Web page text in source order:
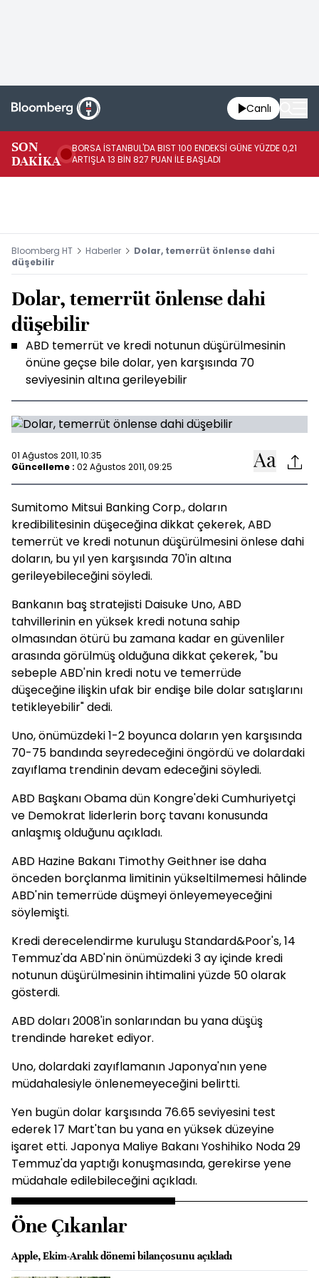
Canlı
SON
DAKİKA
BORSA İSTANBUL'DA BIST 100 ENDEKSİ GÜNE YÜZDE 0,21
ARTIŞLA 13 BİN 827 PUAN İLE BAŞLADI
Bloomberg HT Haberler
Dolar, temerrüt önlense dahi
düşebilir
Dolar, temerrüt önlense dahi
düşebilir
ABD temerrüt ve kredi notunun düşürülmesinin
önüne geçse bile dolar, yen karşısında 70
seviyesinin altına gerileyebilir
01 Ağustos 2011, 10:35
Güncelleme : 02 Ağustos 2011, 09:25
Sumitomo Mitsui Banking Corp., doların
kredibilitesinin düşeceğina dikkat çekerek, ABD
temerrüt ve kredi notunun düşürülmesini önlese dahi
doların, bu yıl yen karşısında 70'in altına
gerileyebileceğini söyledi.
Bankanın baş stratejisti Daisuke Uno, ABD
tahvillerinin en yüksek kredi notuna sahip
olmasından ötürü bu zamana kadar en güvenliler
arasında görülmüş olduğuna dikkat çekerek, "bu
sebeple ABD'nin kredi notu ve temerrüde
düşeceğine ilişkin ufak bir endişe bile dolar satışlarını
tetikleyebilir" dedi.
Uno, önümüzdeki 1-2 boyunca doların yen karşısında
70-75 bandında seyredeceğini öngördü ve dolardaki
zayıflama trendinin devam edeceğini söyledi.
ABD Başkanı Obama dün Kongre'deki Cumhuriyetçi
ve Demokrat liderlerin borç tavanı konusunda
anlaşmış olduğunu açıkladı.
ABD Hazine Bakanı Timothy Geithner ise daha
önceden borçlanma limitinin yükseltilmemesi hâlinde
ABD'nin temerrüde düşmeyi önleyemeyeceğini
söylemişti.
Kredi derecelendirme kuruluşu Standard&Poor's, 14
Temmuz'da ABD'nin önümüzdeki 3 ay içinde kredi
notunun düşürülmesinin ihtimalini yüzde 50 olarak
gösterdi.
ABD doları 2008'in sonlarından bu yana düşüş
trendinde hareket ediyor.
Uno, dolardaki zayıflamanın Japonya'nın yene
müdahalesiyle önlenemeyeceğini belirtti.
Yen bugün dolar karşısında 76.65 seviyesini test
ederek 17 Mart'tan bu yana en yüksek düzeyine
işaret etti. Japonya Maliye Bakanı Yoshihiko Noda 29
Temmuz'da yaptığı konuşmasında, gerekirse yene
müdahale edilebileceğini açıkladı.
Öne Çıkanlar
Apple, Ekim-Aralık dönemi bilançosunu açıkladı